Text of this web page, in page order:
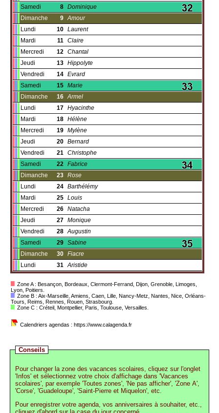
Samedi
8 Dominique
Dimanche
9 Amour
Lundi
10 Laurent
Mardi
11 Claire
Mercredi
12 Chantal
Jeudi
13 Hippolyte
Vendredi
14 Evrard
Samedi
15 Marie
Dimanche
16 Armel
Lundi
17 Hyacinthe
Mardi
18 Hélène
Mercredi
19 Mylène
Jeudi
20 Bernard
Vendredi
21 Christophe
Samedi
22 Fabrice
Dimanche
23 Rose
Lundi
24 Barthélémy
Mardi
25 Louis
Mercredi
26 Natacha
Jeudi
27 Monique
Vendredi
28 Augustin
Samedi
29 Sabine
Dimanche
30 Fiacre
Lundi
31 Aristide
Zone A : Besançon, Bordeaux, Clermont-Ferrand, Dijon, Grenoble, Limoges,
Lyon, Poitiers.
Zone B : Aix-Marseille, Amiens, Caen, Lille, Nancy-Metz, Nantes, Nice, Orléans-
Tours, Reims, Rennes, Rouen, Strasbourg.
Zone C : Créteil, Montpellier, Paris, Toulouse, Versailles.
Calendriers agendas : https://www.calagenda.fr
Conseils
Pour changer la zone des vacances scolaires, cliquez sur l'onglet
'Infos' et sélectionnez votre choix d'affichage dans 'Vacances
scolaires', par exemple 'Toutes zones', 'Ne pas afficher', 'Zone A',
'Corse', 'Guadeloupe', 'Saint-Pierre et Miquelon', etc.
Pour enregistrer votre agenda, vos anniversaires à souhaiter, etc.,